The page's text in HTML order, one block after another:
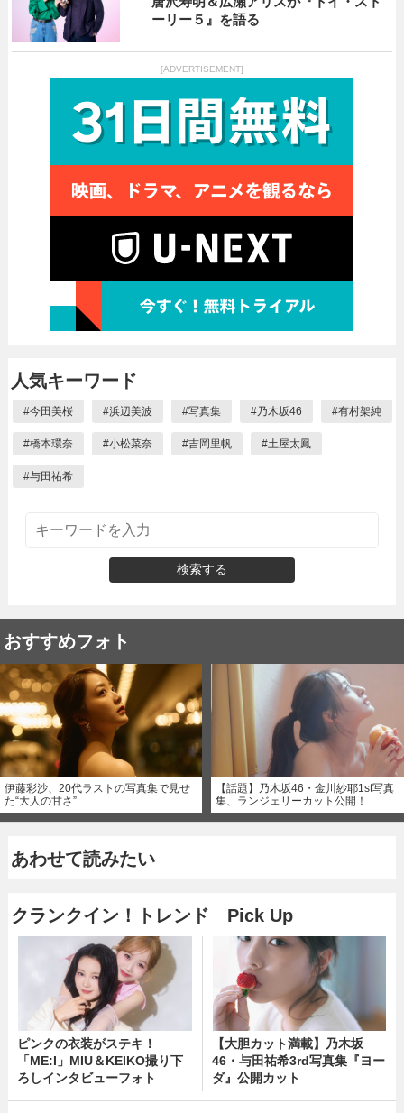
ーリー５』を語る
[ADVERTISEMENT]
人気キーワード
#今田美桜 #浜辺美波 #写真集 #乃木坂46 #有村架純
#橋本環奈 #小松菜奈 #吉岡里帆 #土屋太鳳
#与田祐希
検索する
おすすめフォト
伊藤彩沙、20代ラストの写真集で見せ
た“大人の甘さ”
【話題】乃木坂46・金川紗耶1st写真
集、ランジェリーカット公開！
あわせて読みたい
クランクイン！トレンド Pick Up
ピンクの衣装がステキ！
「ME:I」MIU＆KEIKO撮り下
ろしインタビューフォト
【大胆カット満載】乃木坂
46・与田祐希3rd写真集『ヨー
ダ』公開カット